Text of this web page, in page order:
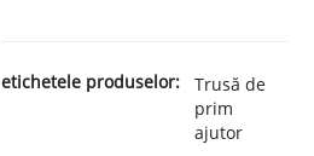
etichetele produselor:
Trusă de
prim
ajutor